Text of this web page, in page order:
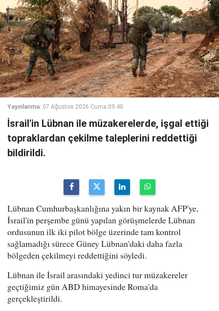
Yayınlanma: 07 Ağustos 2026 Cuma 09:40
İsrail'in Lübnan ile müzakerelerde, işgal ettiği
topraklardan çekilme taleplerini reddettiği
bildirildi.
Lübnan Cumhurbaşkanlığına yakın bir kaynak AFP'ye,
İsrail'in perşembe günü yapılan görüşmelerde Lübnan
ordusunun ilk iki pilot bölge üzerinde tam kontrol
sağlamadığı sürece Güney Lübnan'daki daha fazla
bölgeden çekilmeyi reddettiğini söyledi.
Lübnan ile İsrail arasındaki yedinci tur müzakereler
geçtiğimiz gün ABD himayesinde Roma'da
gerçekleştirildi.